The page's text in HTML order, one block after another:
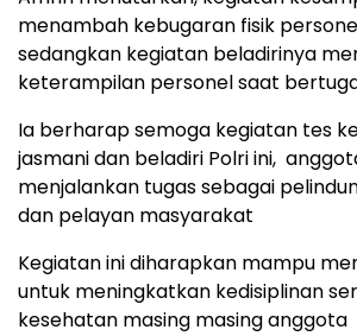
menambah kebugaran fisik
sedangkan kegiatan beladirinya
keterampilan personel saat
Ia berharap semoga kegiatan tes
jasmani dan beladiri Polri ini,
menjalankan tugas sebagai
dan pelayan masyarakat
Kegiatan ini diharapkan mampu
untuk meningkatkan kedisiplinan
kesehatan masing masing anggota